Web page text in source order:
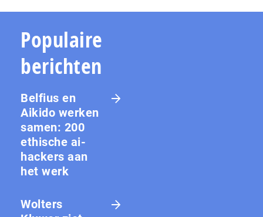
Populaire
berichten
Belfius en
Aikido werken
samen: 200
ethische ai-
hackers aan
het werk
Wolters